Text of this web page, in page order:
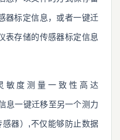
器标定信息，或者一键迁
表存储的传感器标定信息
敏度测量一致性高达
息一键迁移至另一个测力
器） ,不仅能够防止数据